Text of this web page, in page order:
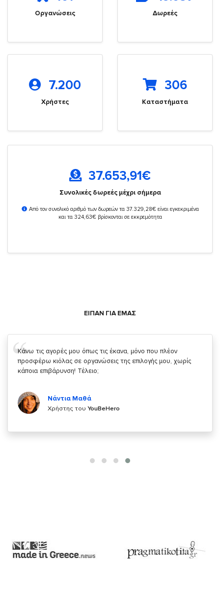
Οργανώσεις Δωρεές
7.200
Χρήστες
306
Καταστήματα
37.653,91€
Συνολικές δωρεές μέχρι σήμερα
Από τον συνολικό αριθμό των δωρεών τα 37.329,28€ είναι εγκεκριμένα
και τα 324,63€ βρίσκονται σε εκκρεμότητα
ΕΙΠΑΝ ΓΙΑ ΕΜΑΣ
Σας ευχαριστώ που μας δίνετε την δυνατότητα να κάνουμε
κάτι!
Χρήστης τουYouBeHero